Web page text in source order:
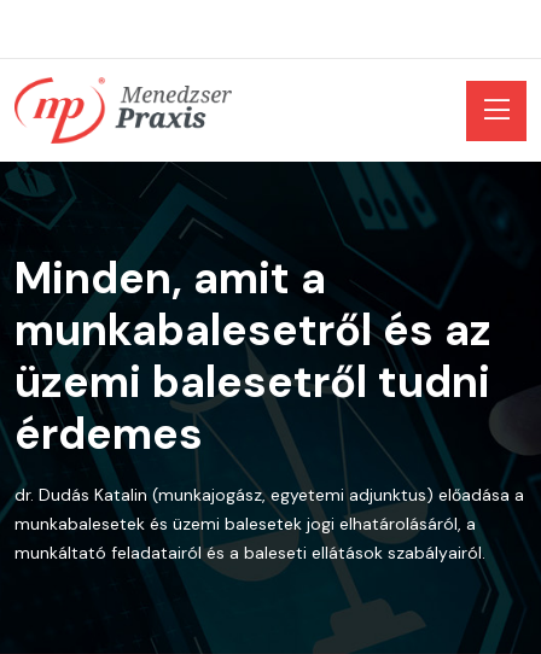
Minden, amit a
munkabalesetről és az
üzemi balesetről tudni
érdemes
dr. Dudás Katalin (munkajogász, egyetemi adjunktus) előadása a
munkabalesetek és üzemi balesetek jogi elhatárolásáról, a
munkáltató feladatairól és a baleseti ellátások szabályairól.